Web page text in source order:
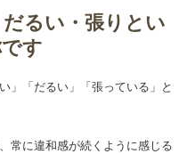
るい・張りとい
す
」「だるい」「張っている」と
常に違和感が続くように感じる